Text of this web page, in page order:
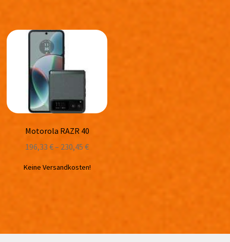
Motorola RAZR 40
196,33€– 230,45€
Keine Versandkosten!